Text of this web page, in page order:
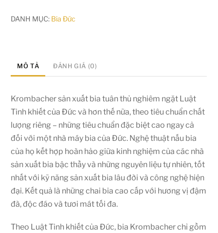
DANH MỤC: Bia Đức
MÔ TẢ ĐÁNH GIÁ (0)
Krombacher sản xuất bia tuân thủ nghiêm ngặt Luật
Tinh khiết của Đức và hơn thế nữa, theo tiêu chuẩn chất
lượng riêng – những tiêu chuẩn đặc biệt cao ngay cả
đối với một nhà máy bia của Đức. Nghệ thuật nấu bia
của họ kết hợp hoàn hảo giữa kinh nghiệm của các nhà
sản xuất bia bậc thầy và những nguyên liệu tự nhiên, tốt
nhất với kỹ năng sản xuất bia lâu đời và công nghệ hiện
đại. Kết quả là những chai bia cao cấp với hương vị đậm
đà, độc đáo và tươi mát tối đa.
Theo Luật Tinh khiết của Đức, bia Krombacher chỉ gồm